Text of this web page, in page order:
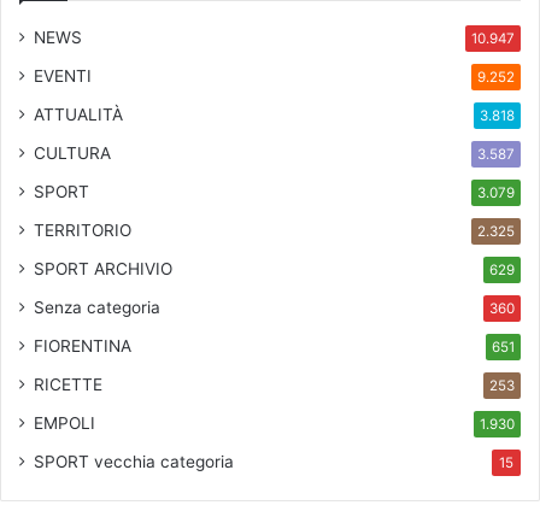
NEWS 10.947
EVENTI 9.252
ATTUALITÀ 3.818
CULTURA 3.587
SPORT 3.079
TERRITORIO 2.325
SPORT ARCHIVIO 629
Senza categoria 360
FIORENTINA 651
RICETTE 253
EMPOLI 1.930
SPORT vecchia categoria 15